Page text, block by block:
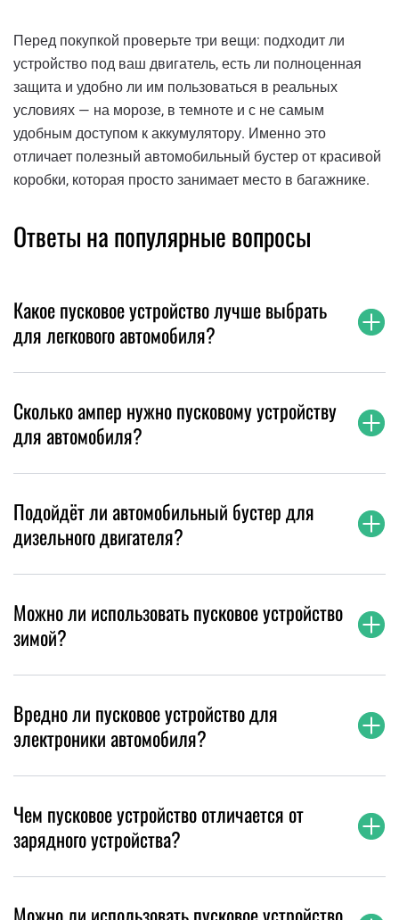
Перед покупкой проверьте три вещи: подходит ли
устройство под ваш двигатель, есть ли полноценная
защита и удобно ли им пользоваться в реальных
условиях — на морозе, в темноте и с не самым
удобным доступом к аккумулятору. Именно это
отличает полезный автомобильный бустер от красивой
коробки, которая просто занимает место в багажнике.
Ответы на популярные вопросы
Какое пусковое устройство лучше выбрать
для легкового автомобиля?
Сколько ампер нужно пусковому устройству
для автомобиля?
Подойдёт ли автомобильный бустер для
дизельного двигателя?
Можно ли использовать пусковое устройство
зимой?
Вредно ли пусковое устройство для
электроники автомобиля?
Чем пусковое устройство отличается от
зарядного устройства?
Можно ли использовать пусковое устройство